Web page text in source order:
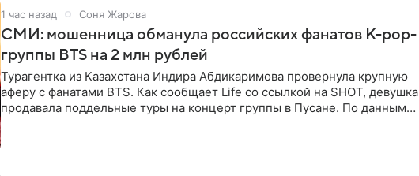
1 час назад Соня Жарова
СМИ: мошенница обманула российских фанатов K-pop-
группы BTS на 2 млн рублей
Турагентка из Казахстана Индира Абдикаримова провернула крупную
аферу с фанатами BTS. Как сообщает Life со ссылкой на SHOT, девушка
продавала поддельные туры на концерт группы в Пусане. По данным